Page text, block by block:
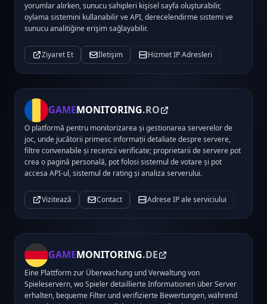
yorumlar alırken, sunucu sahipleri kişisel sayfa oluşturabilir,
oylama sistemini kullanabilir ve API, derecelendirme sistemi ve
sunucu analitiğine erişim sağlayabilir.
Ziyaret Et İletişim Hizmet IP Adresleri
GAMEMONITORING.RO
O platformă pentru monitorizarea și gestionarea serverelor de
joc, unde jucătorii primesc informații detaliate despre servere,
filtre convenabile și recenzii verificate; proprietarii de servere pot
crea o pagină personală, pot folosi sistemul de votare și pot
accesa API-ul, sistemul de rating și analiza serverului.
Vizitează Contact Adrese IP ale serviciului
GAMEMONITORING.DE
Eine Plattform zur Überwachung und Verwaltung von
Spieleservern, wo Spieler detaillierte Informationen über Server
erhalten, bequeme Filter und verifizierte Bewertungen, während